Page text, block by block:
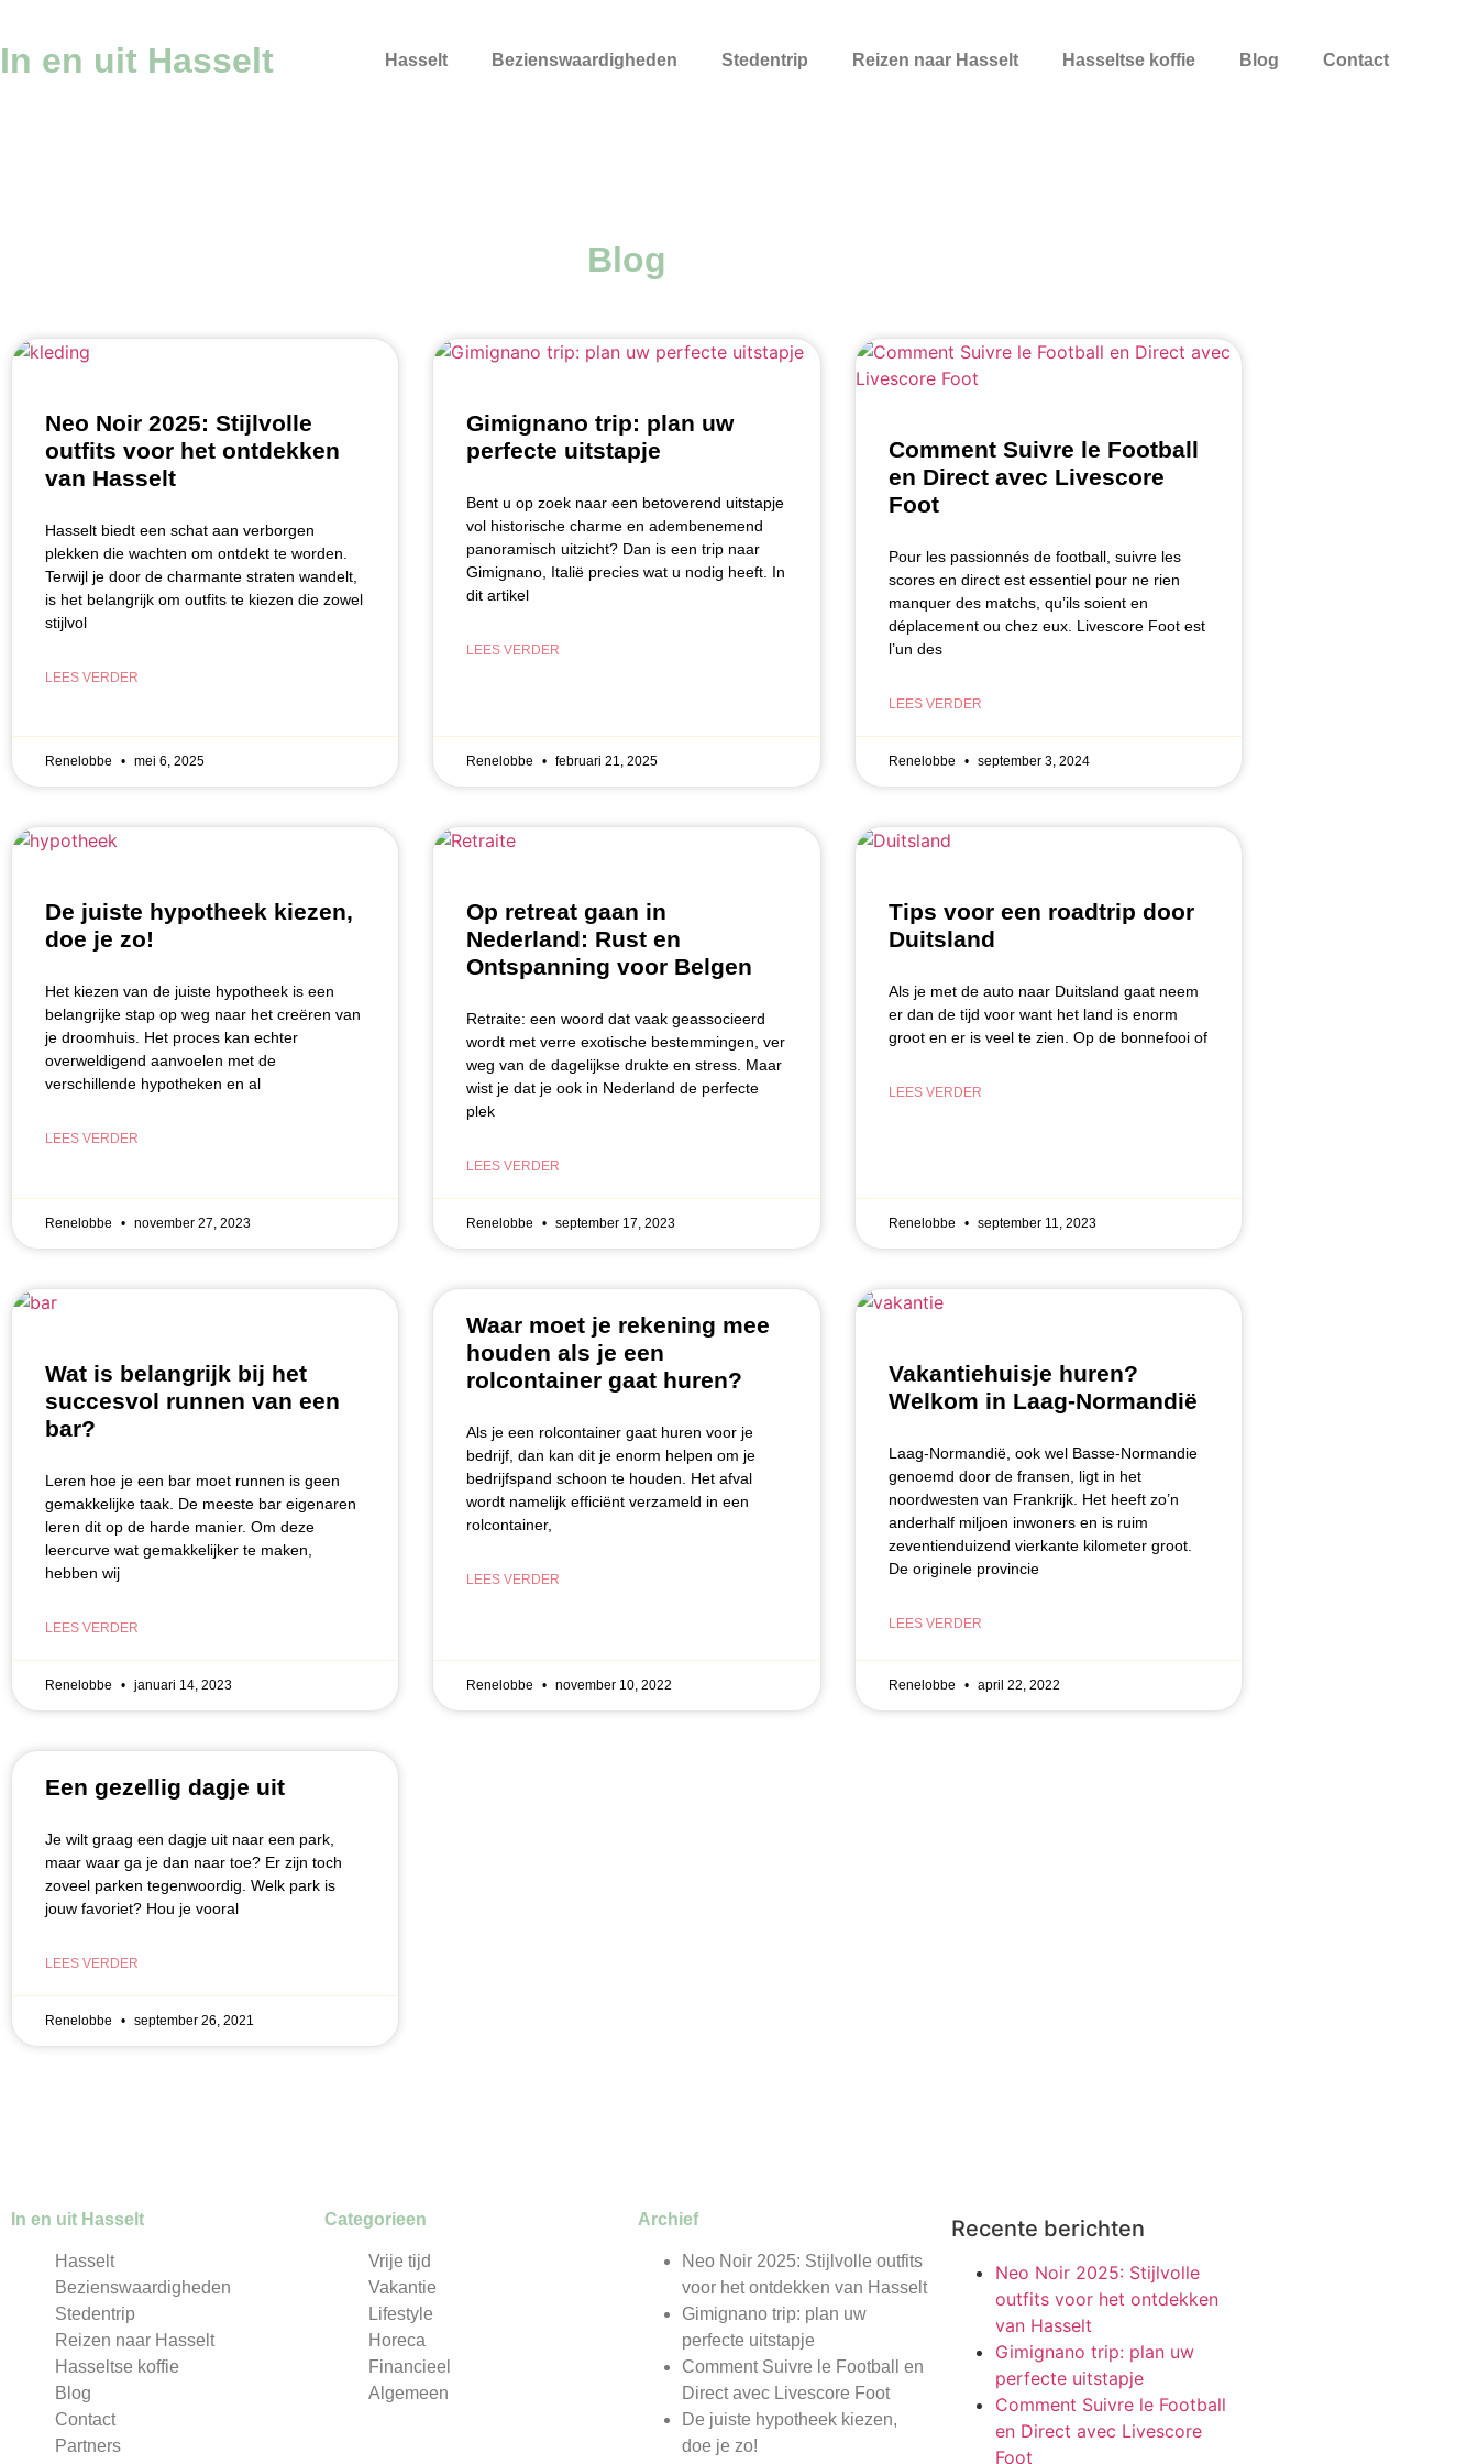
In en uit Hasselt Hasselt Bezienswaardigheden Stedentrip Reizen naar Hasselt Hasseltse koffie Blog Contact
Blog
Neo Noir 2025: Stijlvolle
outfits voor het ontdekken
van Hasselt
Hasselt biedt een schat aan verborgen
plekken die wachten om ontdekt te worden.
Terwijl je door de charmante straten wandelt,
is het belangrijk om outfits te kiezen die zowel
stijlvol
LEES VERDER
Renelobbe mei 6, 2025
Gimignano trip: plan uw
perfecte uitstapje
Bent u op zoek naar een betoverend uitstapje
vol historische charme ⁢en adembenemend⁣
panoramisch uitzicht? Dan is ⁢een trip ‌naar
Gimignano, Italië precies wat⁣ u⁢ nodig heeft. In‌
dit‌ artikel
LEES VERDER
Renelobbe februari 21, 2025
Comment Suivre le Football
en Direct avec Livescore
Foot
Pour les passionnés de football, suivre les
scores en direct est essentiel pour ne rien
manquer des matchs, qu’ils soient en
déplacement ou chez eux. Livescore Foot est
l’un des
LEES VERDER
Renelobbe september 3, 2024
De juiste hypotheek kiezen,
doe je zo!
Het kiezen van de juiste hypotheek is een
belangrijke stap op weg naar het creëren van
je droomhuis. Het proces kan echter
overweldigend aanvoelen met de
verschillende hypotheken en al
LEES VERDER
Renelobbe november 27, 2023
Op retreat gaan in
Nederland: Rust en
Ontspanning voor Belgen
Retraite: een woord dat vaak geassocieerd
wordt met verre exotische bestemmingen, ver
weg van de dagelijkse drukte en stress. Maar
wist je dat je ook in Nederland de perfecte
plek
LEES VERDER
Renelobbe september 17, 2023
Tips voor een roadtrip door
Duitsland
Als je met de auto naar Duitsland gaat neem
er dan de tijd voor want het land is enorm
groot en er is veel te zien. Op de bonnefooi of
LEES VERDER
Renelobbe september 11, 2023
Wat is belangrijk bij het
succesvol runnen van een
bar?
Leren hoe je een bar moet runnen is geen
gemakkelijke taak. De meeste bar eigenaren
leren dit op de harde manier. Om deze
leercurve wat gemakkelijker te maken,
hebben wij
LEES VERDER
Renelobbe januari 14, 2023
Waar moet je rekening mee
houden als je een
rolcontainer gaat huren?
Als je een rolcontainer gaat huren voor je
bedrijf, dan kan dit je enorm helpen om je
bedrijfspand schoon te houden. Het afval
wordt namelijk efficiënt verzameld in een
rolcontainer,
LEES VERDER
Renelobbe november 10, 2022
Vakantiehuisje huren?
Welkom in Laag-Normandië
Laag-Normandië, ook wel Basse-Normandie
genoemd door de fransen, ligt in het
noordwesten van Frankrijk. Het heeft zo’n
anderhalf miljoen inwoners en is ruim
zeventienduizend vierkante kilometer groot.
De originele provincie
LEES VERDER
Renelobbe april 22, 2022
Een gezellig dagje uit
Je wilt graag een dagje uit naar een park,
maar waar ga je dan naar toe? Er zijn toch
zoveel parken tegenwoordig. Welk park is
jouw favoriet? Hou je vooral
LEES VERDER
Renelobbe september 26, 2021
In en uit Hasselt
Hasselt
Bezienswaardigheden
Stedentrip
Reizen naar Hasselt
Hasseltse koffie
Blog
Contact
Partners
Categorieen
Vrije tijd
Vakantie
Lifestyle
Horeca
Financieel
Algemeen
Archief
Neo Noir 2025: Stijlvolle outfits
voor het ontdekken van Hasselt
Gimignano trip: plan uw
perfecte uitstapje
Comment Suivre le Football en
Direct avec Livescore Foot
De juiste hypotheek kiezen,
doe je zo!
Recente berichten
Neo Noir 2025: Stijlvolle
outfits voor het ontdekken
van Hasselt
Gimignano trip: plan uw
perfecte uitstapje
Comment Suivre le Football
en Direct avec Livescore
Foot